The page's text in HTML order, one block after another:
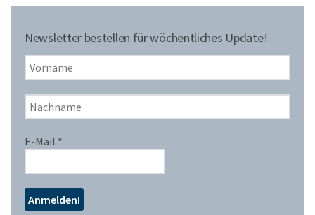
Newsletter bestellen für wöchentliches Update!
E-Mail *